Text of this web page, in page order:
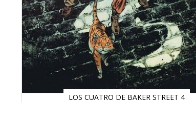
LOS CUATRO DE BAKER STREET 4